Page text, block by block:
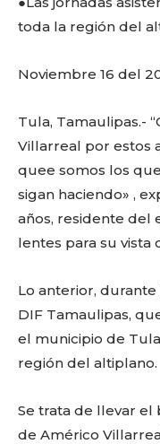
k
toda la región del
Noviembre 16 del
Tula, Tamaulipas.-
Villarreal por estos
quee somos los
sigan haciendo» ,
años, residente del
lentes para su vista
Lo anterior,
DIF Tamaulipas,
el municipio de
región del altiplano.
Se trata de llevar
de Américo